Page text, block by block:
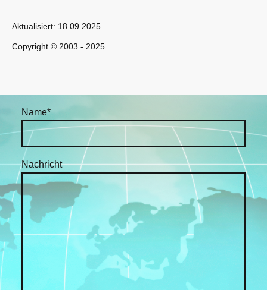
Aktualisiert: 18.09.2025
Copyright © 2003 - 2025
Name*
Nachricht